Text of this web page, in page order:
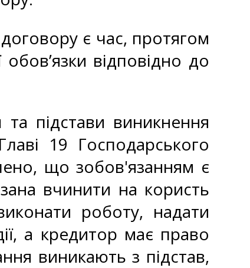
є час, протягом
відповідно до
підстави виникнення
19 Господарського
що зобов'язанням є
вчинити на користь
роботу, надати
а кредитор має право
виникають з підстав,